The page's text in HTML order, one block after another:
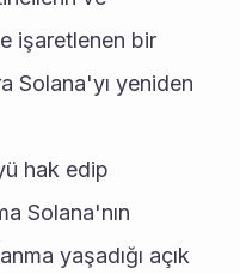
işaretlenen bir
Solana'yı yeniden
hak edip
Solana'nın
yaşadığı açık